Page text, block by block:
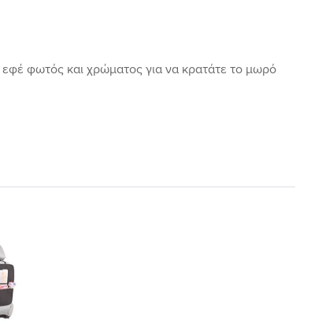
εφέ φωτός και χρώματος για να κρατάτε το μωρό